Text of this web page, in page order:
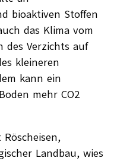
bioaktiven Stoffen
das Klima vom
des Verzichts auf
kleineren
kann ein
mehr CO2
Landbau, wies